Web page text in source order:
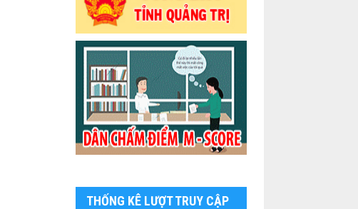
THỐNG KÊ LƯỢT TRUY CẬP